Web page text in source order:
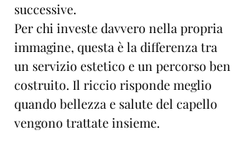
successive.
Per chi investe davvero nella propria
immagine, questa è la differenza tra
un servizio estetico e un percorso ben
costruito. Il riccio risponde meglio
quando bellezza e salute del capello
vengono trattate insieme.